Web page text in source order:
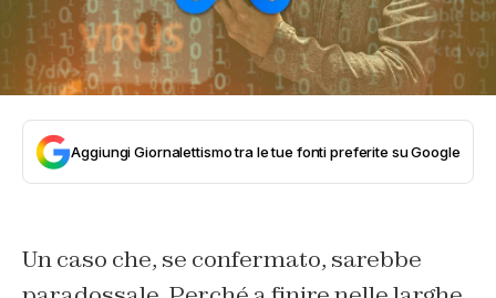
Aggiungi Giornalettismo tra le tue fonti preferite su Google
Un caso che, se confermato, sarebbe